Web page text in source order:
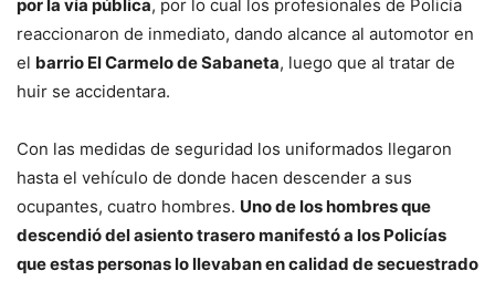
por la vía pública, por lo cual los profesionales de Policía
reaccionaron de inmediato, dando alcance al automotor en
el barrio El Carmelo de Sabaneta, luego que al tratar de
huir se accidentara.
Con las medidas de seguridad los uniformados llegaron
hasta el vehículo de donde hacen descender a sus
ocupantes, cuatro hombres. Uno de los hombres que
descendió del asiento trasero manifestó a los Policías
que estas personas lo llevaban en calidad de secuestrado